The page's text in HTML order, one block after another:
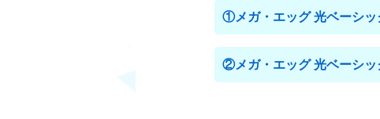
①メガ・エッグ 光ベーシッ
②メガ・エッグ 光ベーシッ